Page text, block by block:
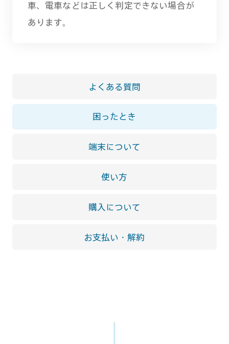
車、電車などは正しく判定できない場合が
あります。
よくある質問
困ったとき
端末について
使い方
購入について
お支払い・解約